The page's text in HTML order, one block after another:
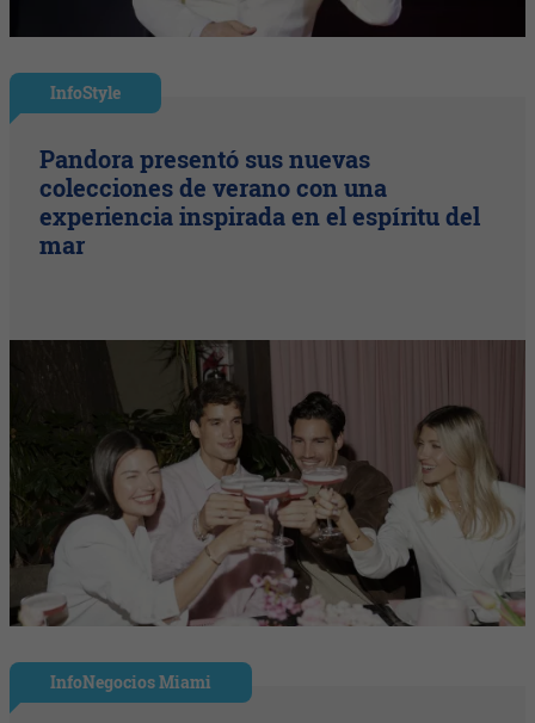
InfoStyle
Pandora presentó sus nuevas
colecciones de verano con una
experiencia inspirada en el espíritu del
mar
InfoNegocios Miami